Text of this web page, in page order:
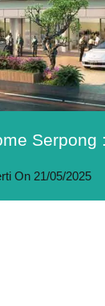
Serpong
On 21/05/2025